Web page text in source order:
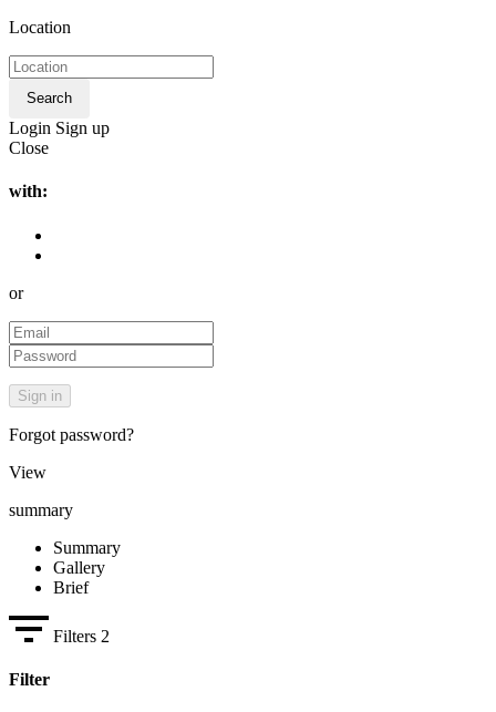
Location
Search
Login Sign up
Close
with:
or
Forgot password?
View
summary
Summary
Gallery
Brief
Filters 2
Filter